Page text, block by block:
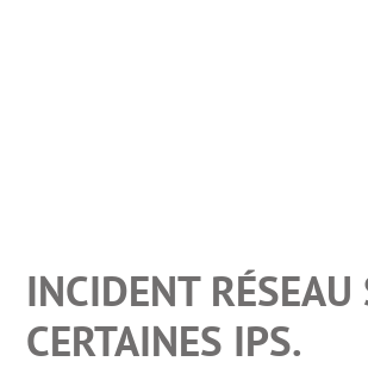
INCIDENT RÉSEAU
CERTAINES IPS.